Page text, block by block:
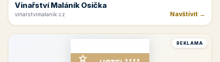
Vinařství Maláník Osička
vinarstvimalanik.cz Navštívit →
REKLAMA